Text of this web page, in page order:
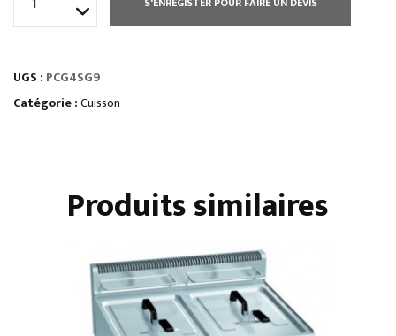
2
FEUX
UGS : PCG4SG9
Catégorie :Cuisson
Produits similaires